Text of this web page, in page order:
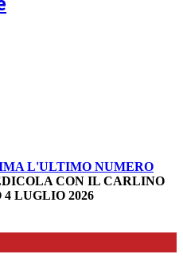
L'ULTIMO NUMERO
CON IL CARLINO
4 LUGLIO 2026